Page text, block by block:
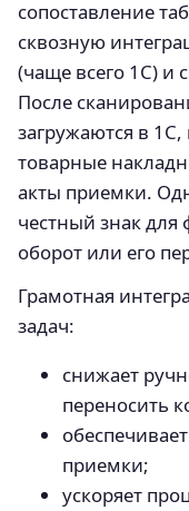
сопоставление
сквозную
(чаще всего 1С) и
После
загружаются в
товарные
акты приемки.
честный знак для
оборот или его
Грамотная
задач:
снижает
переносить
приемки;
ускоряет